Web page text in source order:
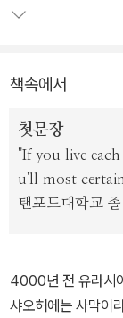
랜 시간 동안 이 지
꺼이 미지의 세계로
책속에서
첫문장
"If you live
u'll most
탠포드대학교
4000년 전 유라시
샤오허에는 사막이